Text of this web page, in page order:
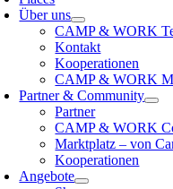
Über uns
CAMP & WORK
Kontakt
Kooperationen
CAMP & WORK
Partner & Community
Partner
CAMP & WORK
Marktplatz – von
Kooperationen
Angebote